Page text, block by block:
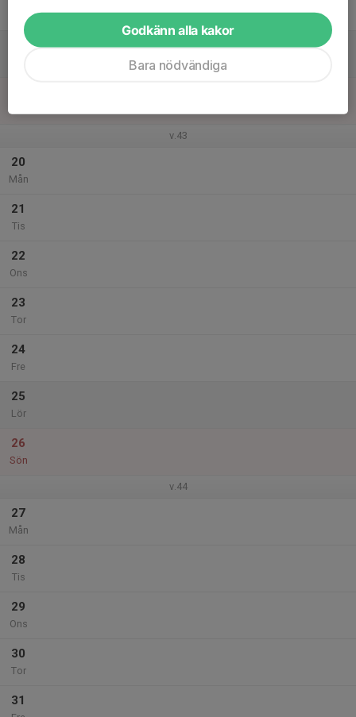
v.43
20
Mån
21
Tis
22
Ons
23
Tor
24
Fre
25
Lör
26
Sön
v.44
27
Mån
28
Tis
29
Ons
30
Tor
31
Godkänn alla kakor
Bara nödvändiga